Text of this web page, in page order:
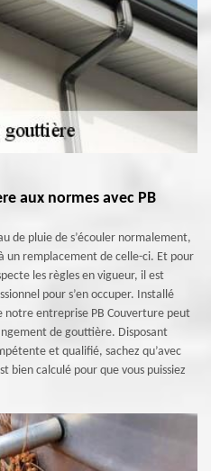
aux normes avec PB
de pluie de s’écouler normalement,
un remplacement de celle-ci. Et pour
les règles en vigueur, il est
pour s’en occuper. Installé
notre entreprise PB Couverture peut
de gouttière. Disposant
et qualifié, sachez qu’avec
bien calculé pour que vous puissiez